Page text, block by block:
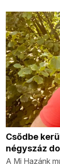
Csődbe
négyszáz
A Mi Hazánk